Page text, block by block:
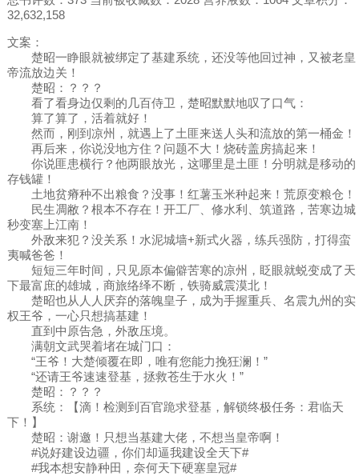
32,632,158
文案：
楚昭一睁眼就被绑定了基建系统，还没等他回过神，又被老皇
帝流放边关！
楚昭：？？？
看了看身边仅剩的几百侍卫，楚昭默默地叹了口气：
算了算了，活着就好！
然而，刚到凉州，就遇上了土匪来送人头和流放的第一桶金！
再后来，你说没地方住？问题不大！烧砖盖房搞起来！
你说匪患横行？他两眼放光，这哪里是土匪！分明就是移动的
存钱罐！
土地贫瘠种不出粮食？没事！红薯玉米种起来！荒原变粮仓！
民生凋敝？根本不存在！开工厂、修水利、筑道路，苦寒边城
秒变塞上江南！
外敌来犯？没关系！水泥城墙+新式火器，练兵强防，打得蛮
夷喊爸爸！
短短三年时间，只见原本偏僻苦寒的凉州，眨眼就蜕变成了天
下最富庶的雄城，商旅络绎不断，铁骑威震漠北！
楚昭也从人人厌弃的落魄皇子，成为手握重兵、名震九州的实
权王爷，一心只想搞基建！
直到中原告急，外敌压境。
满朝文武哭着堵在城门口：
“王爷！大楚倾覆在即，唯有您能力挽狂澜！”
“还请王爷速速登基，拯救苍生于水火！”
楚昭：？？？
系统：【滴！检测到百官跪求登基，解锁终极任务：君临天
下！】
楚昭：谢邀！只想当基建大佬，不想当皇帝啊！
#说好建设边疆，你们却逼我建设全天下#
#我本想安静种田，奈何天下硬塞皇冠#